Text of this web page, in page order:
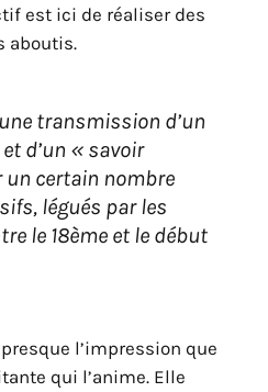
est ici de réaliser des
aboutis.
transmission d’un
d’un « savoir
un certain nombre
légués par les
le 18ème et le début
l’impression que
qui l’anime. Elle